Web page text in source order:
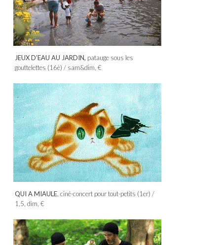
JEUX D’EAU AU JARDIN, patauge sous les
gouttelettes (16è) / sam&dim, €
QUI A MIAULE, ciné-concert pour tout-petits (1er) /
1,5, dim, €